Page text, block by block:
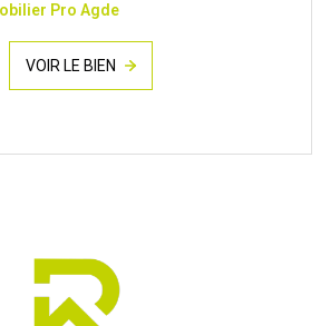
Pro Agde
VOIR LE BIEN